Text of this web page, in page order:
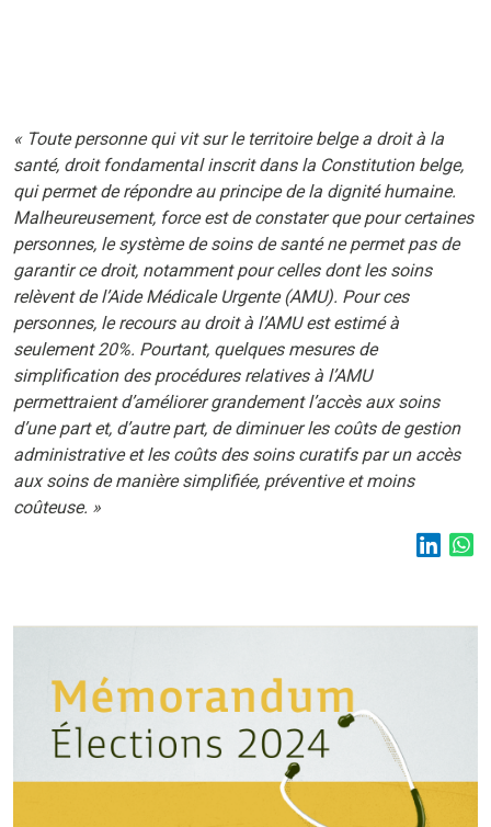
« Toute personne qui vit sur le territoire belge a droit à la
santé, droit fondamental inscrit dans la Constitution belge,
qui permet de répondre au principe de la dignité humaine.
Malheureusement, force est de constater que pour certaines
personnes, le système de soins de santé ne permet pas de
garantir ce droit, notamment pour celles dont les soins
relèvent de l’Aide Médicale Urgente (AMU). Pour ces
personnes, le recours au droit à l’AMU est estimé à
seulement 20%. Pourtant, quelques mesures de
simplification des procédures relatives à l’AMU
permettraient d’améliorer grandement l’accès aux soins
d’une part et, d’autre part, de diminuer les coûts de gestion
administrative et les coûts des soins curatifs par un accès
aux soins de manière simplifiée, préventive et moins
coûteuse. »